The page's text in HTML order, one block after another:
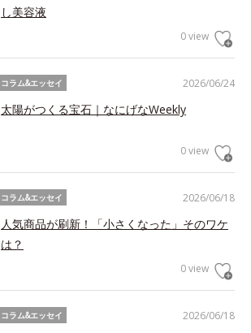
し美容液
0 view
2026/06/24
コラム&エッセイ
太陽がつくる宝石｜なにげなWeekly
0 view
2026/06/18
コラム&エッセイ
人気商品が刷新！「小さくなった」そのワケ
は？
0 view
2026/06/18
コラム&エッセイ